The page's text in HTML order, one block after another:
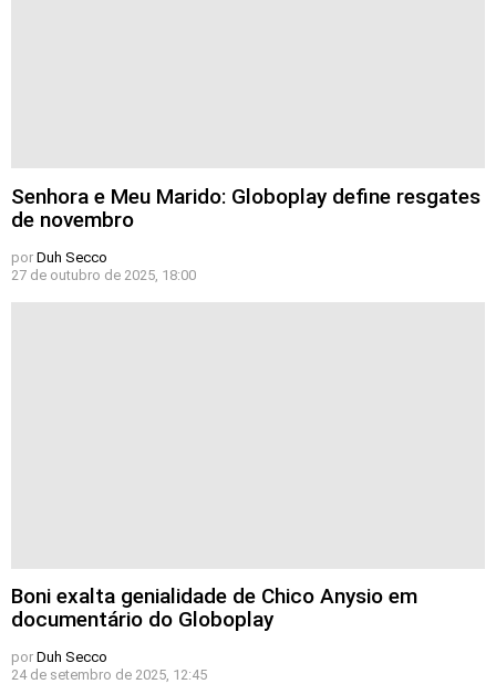
Senhora e Meu Marido: Globoplay define resgates
de novembro
por Duh Secco
27 de outubro de 2025, 18:00
Boni exalta genialidade de Chico Anysio em
documentário do Globoplay
por Duh Secco
24 de setembro de 2025, 12:45